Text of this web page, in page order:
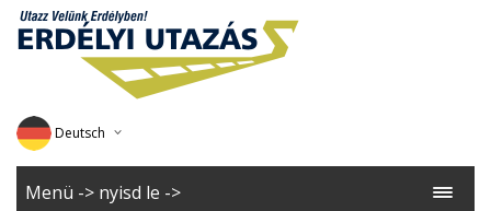
Deutsch
English
Menü -> nyisd le ->